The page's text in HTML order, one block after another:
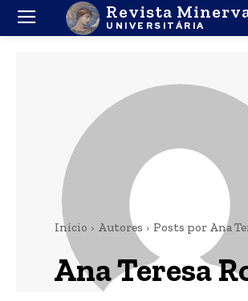
Revista
UNIVERSITÁRIA
Início Autores Posts por Ana
Ana Teresa